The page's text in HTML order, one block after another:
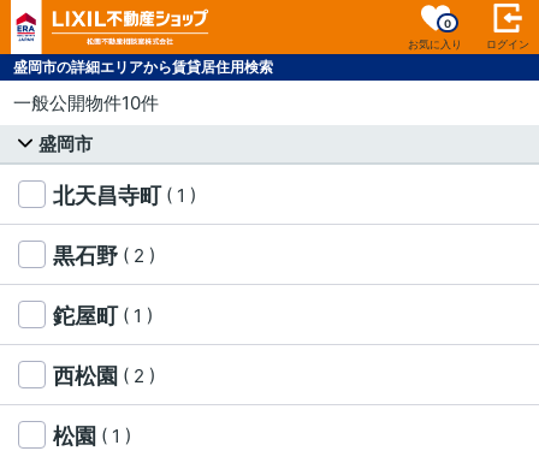
お気に入り
0
ログイン
盛岡市の詳細エリアから賃貸居住用検索
一般公開物件10件
盛岡市
北天昌寺町 ( 1 )
黒石野 ( 2 )
鉈屋町 ( 1 )
西松園 ( 2 )
松園 ( 1 )